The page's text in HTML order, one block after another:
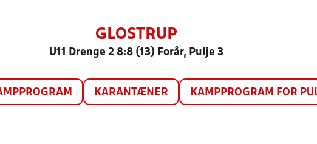
GLOSTRUP
U11 Drenge 2 8:8 (13) Forår, Pulje 3
KARANTÆNER KAMPPROGRAM FOR